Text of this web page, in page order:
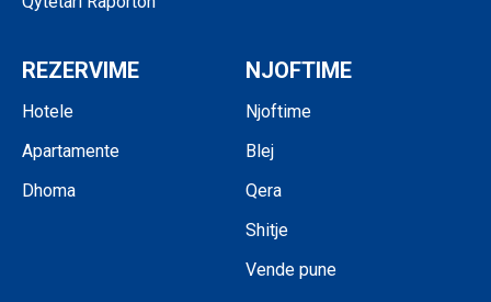
REZERVIME
Hotele
Apartamente
Dhoma
NJOFTIME
Njoftime
Blej
Qera
Shitje
Vende pune